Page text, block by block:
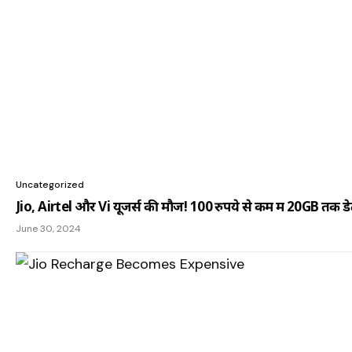
Uncategorized
Jio, Airtel और Vi यूजर्स की मौज! 100 रुपये से कम में 20GB तक
June 30, 2024